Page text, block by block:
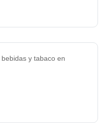
y tabaco en